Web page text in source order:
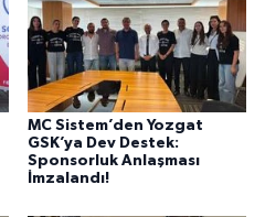
MC Sistem’den Yozgat
GSK’ya Dev Destek:
Sponsorluk Anlaşması
İmzalandı!